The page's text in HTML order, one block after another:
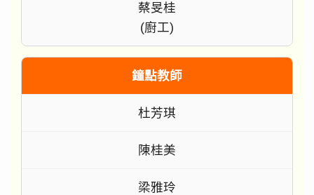
蔡旻桂
(廚工)
鐘點教師
杜芳琪
陳桂美
梁雅玲